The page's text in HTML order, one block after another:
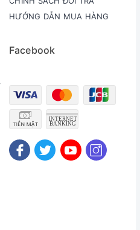
dễ dàng hòa tan trong nước
NHẬT
- Ba Đình - Hà Nội ( 024 8588
11 - Quận 10- Hồ Chí
ijapan.vn/
HƯỚNG DẪN MUA HÀNG
Facebook